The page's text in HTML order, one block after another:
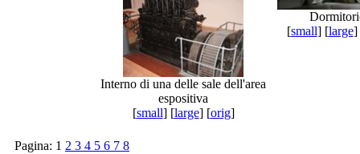
Interno di una delle sale dell'area
espositiva
[small] [large] [orig]
[small] [large]
Pagina: 1 2 3 4 5 6 7 8